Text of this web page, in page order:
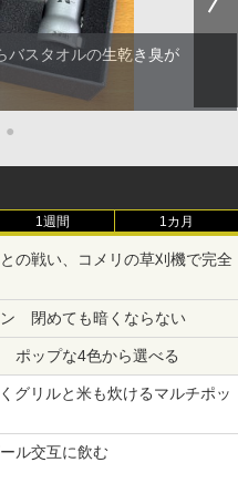
バスタオルの生乾き臭が
●
1週間 1カ月
の戦い、コメリの草刈機で完全
閉めても暗くならない
ポップな4色から選べる
グリルと米も炊けるマルチポッ
ル交互に飲む